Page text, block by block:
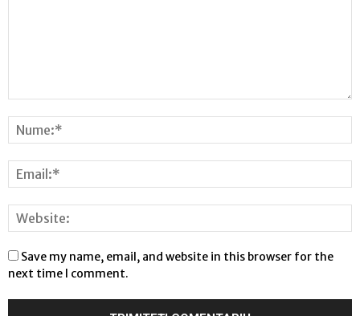
Save my name, email, and website in this browser for the
next time I comment.